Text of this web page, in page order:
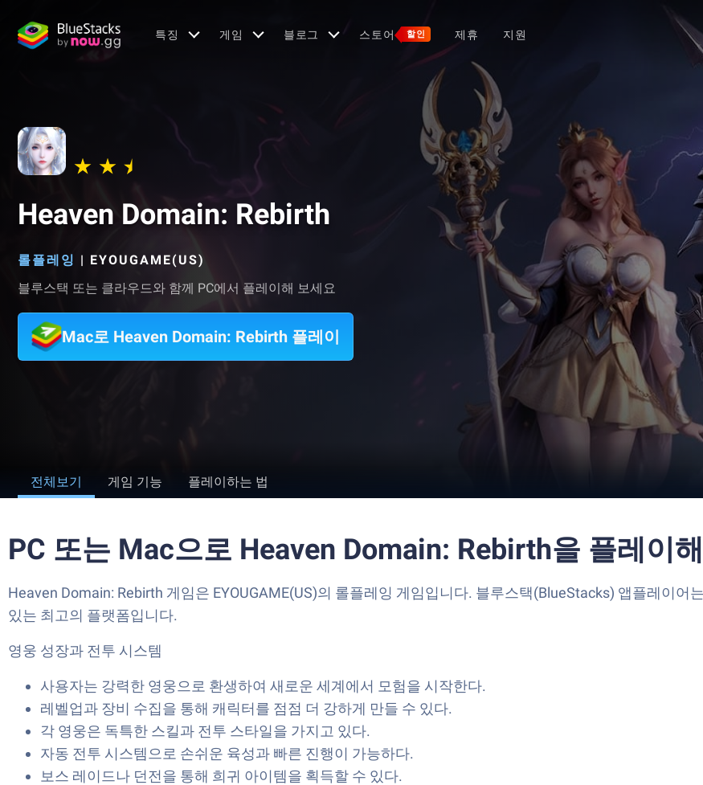
특징 게임 블로그 스토어 할인 제휴 지원
Heaven Domain: Rebirth
롤플레잉 | EYOUGAME(US)
블루스택 또는 클라우드와 함께 PC에서 플레이해 보세요
Mac로 Heaven Domain: Rebirth 플레이
전체보기 게임 기능 플레이하는 법
PC 또는 Mac으로 Heaven Domain: Rebirth을 플레이
Heaven Domain: Rebirth 게임은 EYOUGAME(US)의 롤플레잉 게임입니다. 블루스택(BlueStacks) 앱플레이
있는 최고의 플랫폼입니다.
영웅 성장과 전투 시스템
사용자는 강력한 영웅으로 환생하여 새로운 세계에서 모험을 시작한다.
레벨업과 장비 수집을 통해 캐릭터를 점점 더 강하게 만들 수 있다.
각 영웅은 독특한 스킬과 전투 스타일을 가지고 있다.
자동 전투 시스템으로 손쉬운 육성과 빠른 진행이 가능하다.
보스 레이드나 던전을 통해 희귀 아이템을 획득할 수 있다.